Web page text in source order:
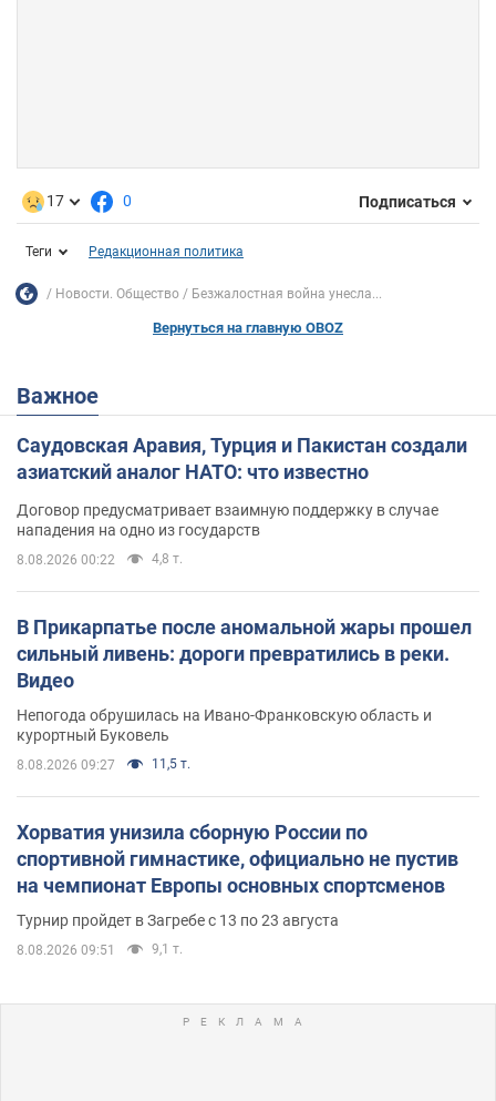
17 0 Подписаться
Теги Редакционная политика
Новости. Общество Безжалостная война унесла...
Вернуться на главную OBOZ
Важное
Саудовская Аравия, Турция и Пакистан создали
азиатский аналог НАТО: что известно
Договор предусматривает взаимную поддержку в случае
нападения на одно из государств
8.08.2026 00:22 4,8 т.
В Прикарпатье после аномальной жары прошел
сильный ливень: дороги превратились в реки.
Видео
Непогода обрушилась на Ивано-Франковскую область и
курортный Буковель
8.08.2026 09:27 11,5 т.
Хорватия унизила сборную России по
спортивной гимнастике, официально не пустив
на чемпионат Европы основных спортсменов
Турнир пройдет в Загребе с 13 по 23 августа
8.08.2026 09:51 9,1 т.